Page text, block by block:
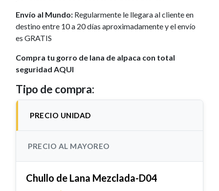
Envío al Mundo: Regularmente le llegara al cliente en
destino entre 10 a 20 días aproximadamente y el envío
es GRATIS
Compra tu gorro de lana de alpaca con total
seguridad AQUI
Tipo de compra:
PRECIO UNIDAD
PRECIO AL MAYOREO
Chullo de Lana Mezclada-D04